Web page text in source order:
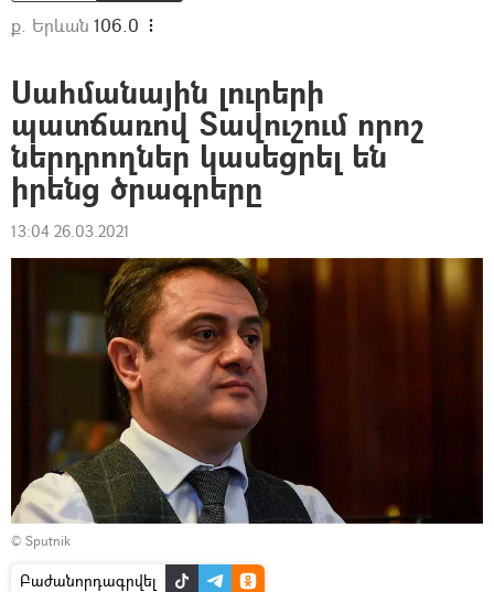
ք. Երևան 106.0
Սահմանային լուրերի
պատճառով Տավուշում որոշ
ներդրողներ կասեցրել են
իրենց ծրագրերը
13:04 26.03.2021
© Sputnik
Բաժանորդագրվել